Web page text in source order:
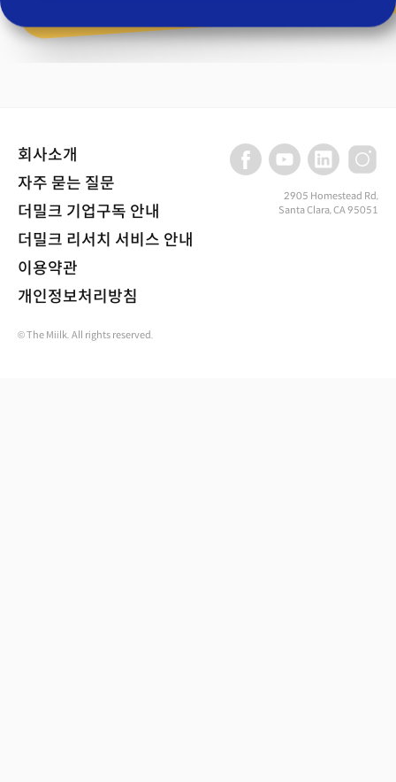
회사소개
자주 묻는 질문
더밀크 기업구독 안내
더밀크 리서치 서비스 안내
이용약관
개인정보처리방침
2905 Homestead Rd,
Santa Clara, CA 95051
© The Miilk. All rights reserved.